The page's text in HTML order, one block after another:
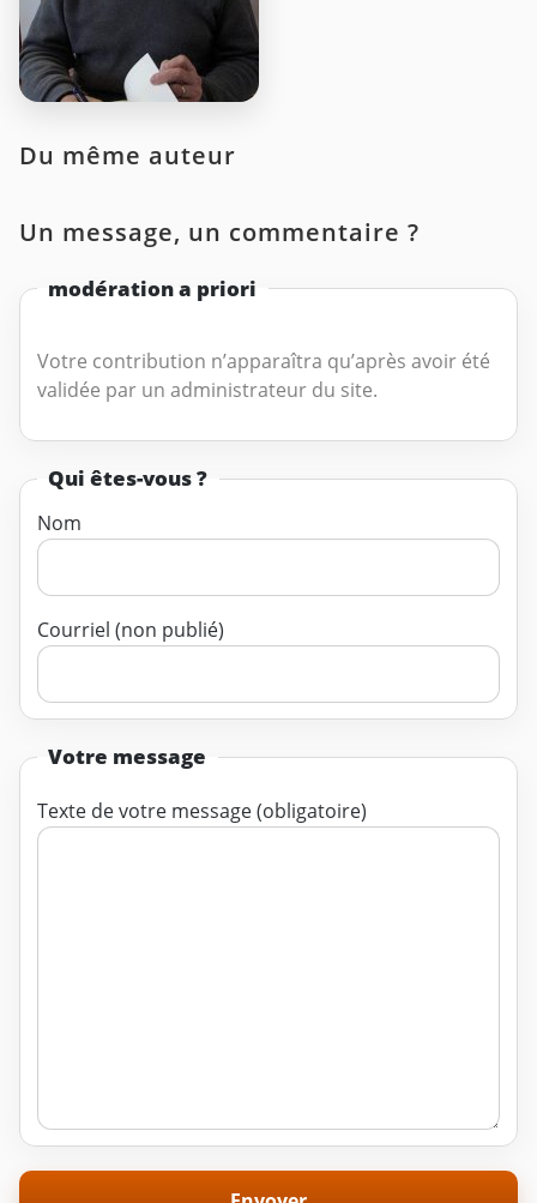
Du même auteur
Un message, un commentaire ?
modération a priori
Votre contribution n’apparaîtra qu’après avoir été
validée par un administrateur du site.
Qui êtes-vous ?
Nom
Courriel (non publié)
Votre message
Texte de votre message (obligatoire)